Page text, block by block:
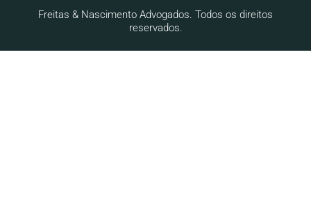
Freitas & Nascimento Advogados. Todos os direitos
reservados.